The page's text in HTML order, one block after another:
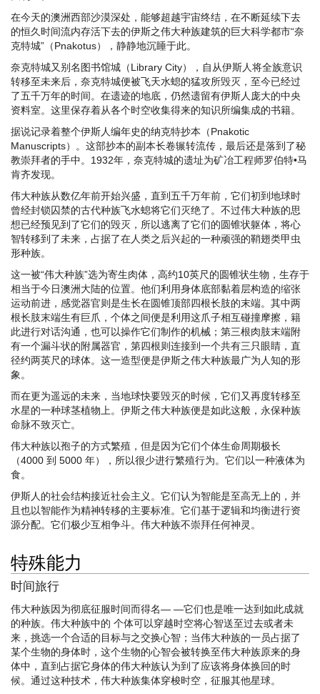
在今天的澳洲西部沙漠深处，能够超越宇宙终结，在不断延续下去
的恒久时间流内存活下去的伊斯之伟大种族建筑的巨大科学都市“奈
克特城”（Pnakotus），静静地沉睡于此。
奈克特城又别名图书馆城（Library City），自从伊斯人将全族意识
转移至未来后，奈克特城便被飞天水螅的猛攻所毁灭，至今已经过
了五千万年的时间。在遗迹的地底，仍然遗留有伊斯人庞大的中央
资料室。这里保存着从各个时空收集得来的知识所编集成的书籍。
据说记录着整个伊斯人编年史的纳克特抄本（Pnakotic
Manuscripts）。这部抄本的副本长卷辗转流传，最后还是落到了秘
教崇拜者的手中。1932年，奈克特城的遗址为矿冶工程师罗伯特•马
肯齐发现。
伟大种族从数亿年前开始兴盛，直到五千万年前，它们初到地球时
曾经封锁囚禁的古代种族飞水螅将它们灭绝了。不过伟大种族的思
想已经预见到了它们的毁灭，所以逃离了它们的圆锥状躯体，将心
智转移到了未来，占据了在人类之后兴起的一种顽强的鞘翅类甲虫
形种族。
这一被“伟大种族”选为寄生肉体，高约10英尺的圆锥状生物，生存于
相当于今日澳洲大陆的位置。他们利用身体底部黏着层构造的缩张
运动前进，感觉器官则是生长在圆锥顶部四根长肢的末端。其中两
根长肢末端生有巨爪，个体之间便是利用这爪子相互碰撞摩擦，籍
此进行对话沟通，也可以操作它们制作的机械；第三根肉肢末端附
有一个漏斗状的附属器官，第四根则连接到一个共有三只眼睛，直
径约两英尺的球体。这一造型便是伊斯之伟大种族最广为人知的形
象。
而在更为遥远的未来，当地球快要毁灭的时候，它们又再度转移至
水星的一种球茎植物上。伊斯之伟大种族便是如此这般，永保种族
命脉不致灭亡。
伟大种族以孢子的方式繁殖，但是因为它们个体生命周期极长
（4000 到 5000 年），所以很少进行繁殖行为。它们以一种液体为
食。
伊斯人的社会结构接近社会主义。它们认为智能是至高无上的，并
且也以智能作为精神转移的主要标准。它们基于逻辑和均衡进行资
源分配。它们极少互相争斗。伟大种族不崇拜任何神灵。
特殊能力
时间旅行
伟大种族因为彻底征服时间而得名— —它们也是唯一达到如此成就
的种族。伟大种族中的 个体可以穿越时空将心智送至过去或者未
来，挑选一个合适的目标与之交换心智；当伟大种族的一员占据了
某个生物的身体时，这个生物的心智会被转换至伟大种族原来的身
体中，直到占据它身体的伟大种族认为到了应该将身体换回的时
候。通过这种技术，伟大种族集体穿梭时空，征服其他星球。